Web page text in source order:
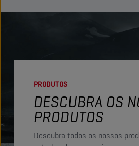
PRODUTOS
DESCUBRA OS
PRODUTOS
Descubra todos os nossos